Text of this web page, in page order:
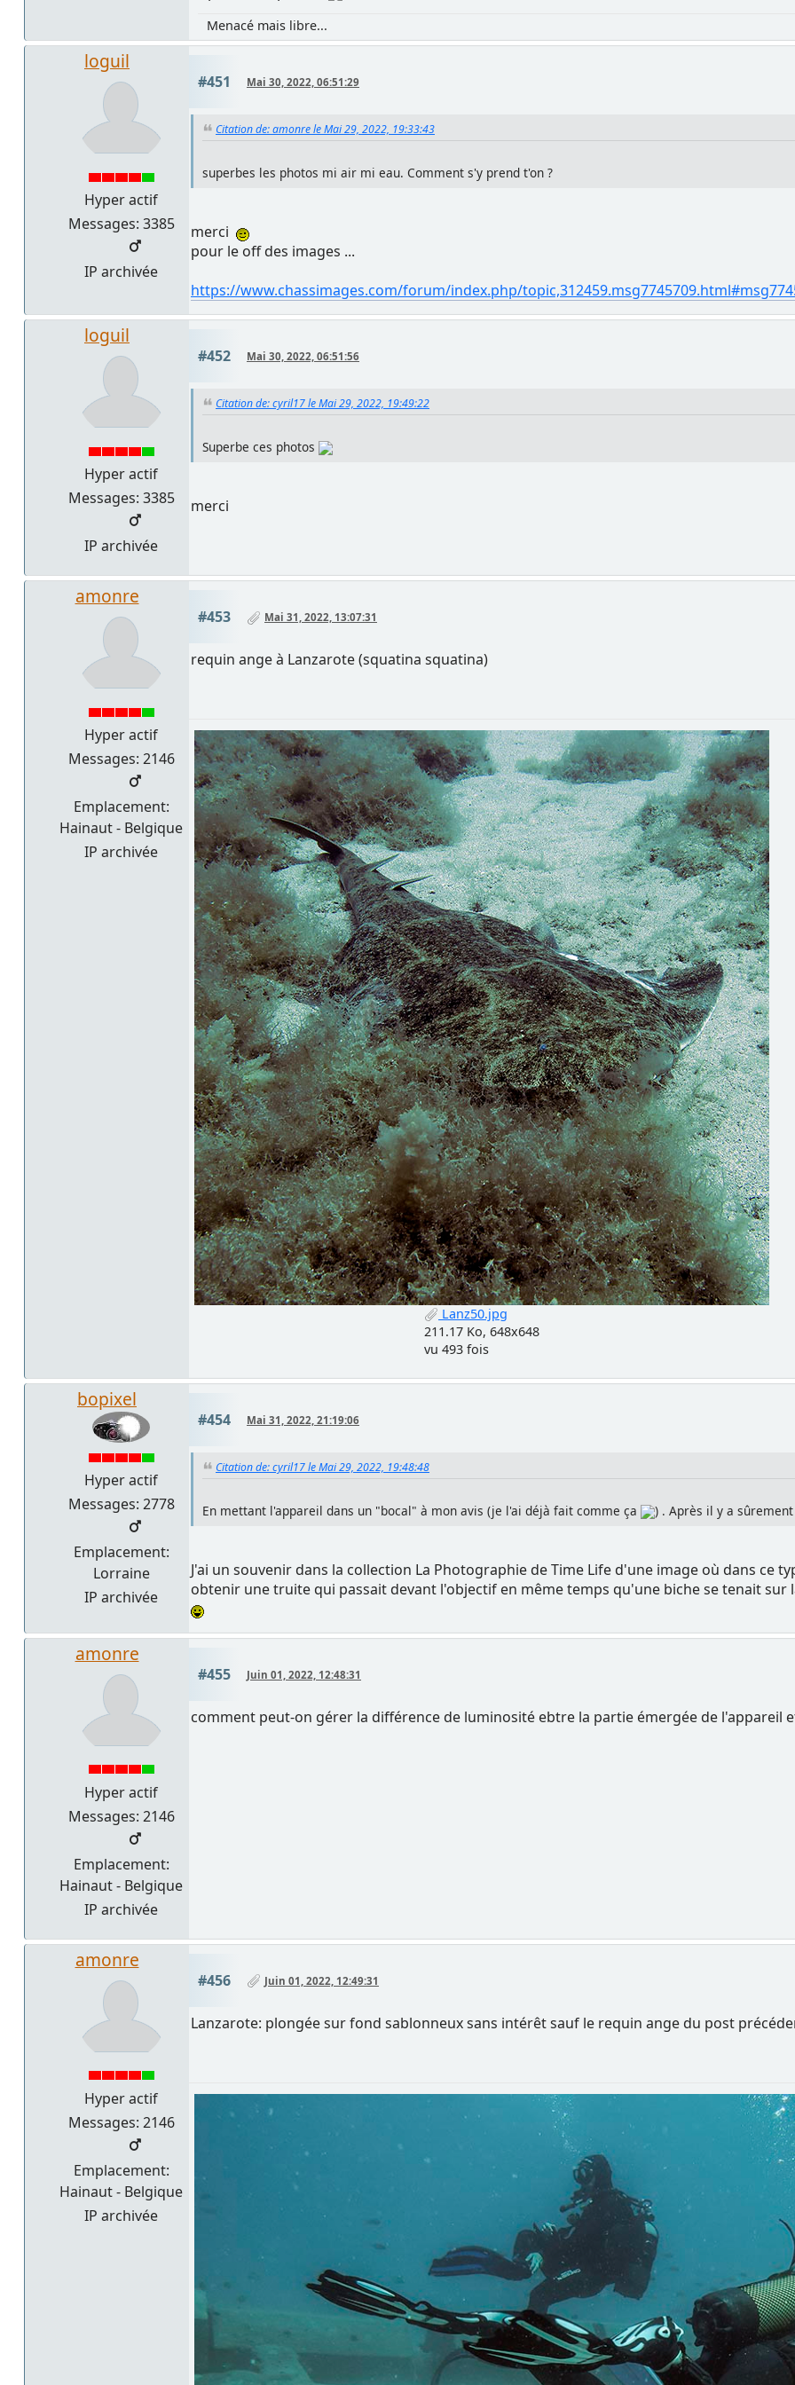
Menacé mais libre...
loguil
Hyper actif
Messages: 3385
IP archivée
#451 Mai 30, 2022, 06:51:29
Citation de: amonre le Mai 29, 2022, 19:33:43
superbes les photos mi air mi eau. Comment s'y prend t'on ?
merci
pour le off des images ...
https://www.chassimages.com/forum/index.php/
loguil
Hyper actif
Messages: 3385
IP archivée
#452 Mai 30, 2022, 06:51:56
Citation de: cyril17 le Mai 29, 2022, 19:49:22
Superbe ces photos
merci
amonre
Hyper actif
Messages: 2146
Emplacement:
Hainaut - Belgique
IP archivée
#453 Mai 31, 2022, 13:07:31
requin ange à Lanzarote (squatina squatina)
Lanz50.jpg
211.17 Ko, 648x648
vu 493 fois
bopixel
Hyper actif
Messages: 2778
Emplacement:
Lorraine
IP archivée
#454 Mai 31, 2022, 21:19:06
Citation de: cyril17 le Mai 29, 2022, 19:48:48
En mettant l'appareil dans un "bocal" à mon avis (je l'ai déjà fait comme ça ) . Après il y a
J'ai un souvenir dans la collection La Photographie de Time Life d'une image où dans ce
obtenir une truite qui passait devant l'objectif en même temps qu'une biche se tenait sur
amonre
Hyper actif
Messages: 2146
Emplacement:
Hainaut - Belgique
IP archivée
#455 Juin 01, 2022, 12:48:31
comment peut-on gérer la différence de luminosité ebtre la partie émergée de l'appareil
amonre
Hyper actif
Messages: 2146
Emplacement:
Hainaut - Belgique
IP archivée
#456 Juin 01, 2022, 12:49:31
Lanzarote: plongée sur fond sablonneux sans intérêt sauf le requin ange du post